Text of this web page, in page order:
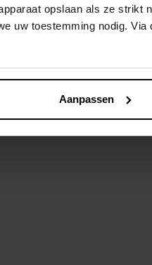
opslaan als ze strikt
uw toestemming nodig.
Aanpassen